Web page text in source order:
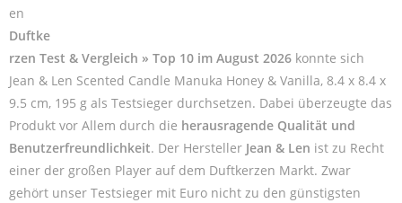
en
Duftke
rzen Test & Vergleich » Top 10 im August 2026 konnte sich
Jean & Len Scented Candle Manuka Honey & Vanilla, 8.4 x 8.4 x
9.5 cm, 195 g als Testsieger durchsetzen. Dabei überzeugte das
Produkt vor Allem durch die herausragende Qualität und
Benutzerfreundlichkeit. Der Hersteller Jean & Len ist zu Recht
einer der großen Player auf dem Duftkerzen Markt. Zwar
gehört unser Testsieger mit Euro nicht zu den günstigsten